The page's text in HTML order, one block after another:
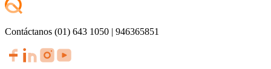
Contáctanos (01) 643 1050 | 946365851